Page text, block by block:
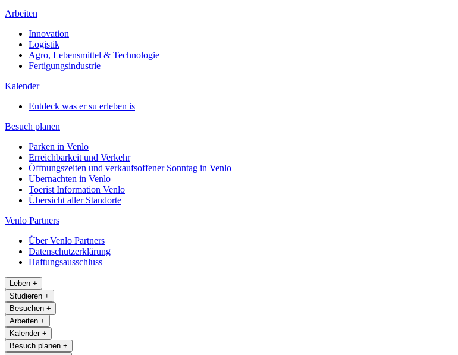
Arbeiten
Innovation
Logistik
Agro, Lebensmittel & Technologie
Fertigungsindustrie
Kalender
Entdeck was er su erleben is
Besuch planen
Parken in Venlo
Erreichbarkeit und Verkehr
Öffnungszeiten und verkaufsoffener Sonntag in Venlo
Ubernachten in Venlo
Toerist Information Venlo
Übersicht aller Standorte
Venlo Partners
Über Venlo Partners
Datenschutzerklärung
Haftungsausschluss
Leben +
Studieren +
Besuchen +
Arbeiten +
Kalender +
Besuch planen +